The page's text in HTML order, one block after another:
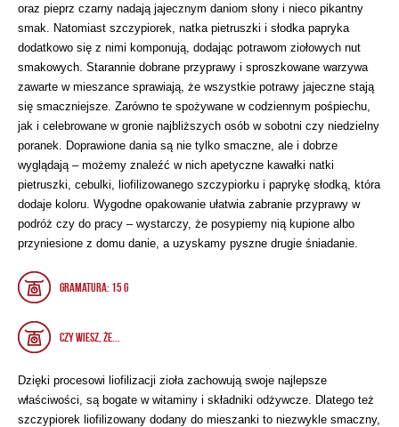
oraz pieprz czarny nadają jajecznym daniom słony i nieco pikantny
smak. Natomiast szczypiorek, natka pietruszki i słodka papryka
dodatkowo się z nimi komponują, dodając potrawom ziołowych nut
smakowych. Starannie dobrane przyprawy i sproszkowane warzywa
zawarte w mieszance sprawiają, że wszystkie potrawy jajeczne stają
się smaczniejsze. Zarówno te spożywane w codziennym pośpiechu,
jak i celebrowane w gronie najbliższych osób w sobotni czy niedzielny
poranek. Doprawione dania są nie tylko smaczne, ale i dobrze
wyglądają – możemy znaleźć w nich apetyczne kawałki natki
pietruszki, cebulki, liofilizowanego szczypiorku i paprykę słodką, która
dodaje koloru. Wygodne opakowanie ułatwia zabranie przyprawy w
podróż czy do pracy – wystarczy, że posypiemy nią kupione albo
przyniesione z domu danie, a uzyskamy pyszne drugie śniadanie.
Gramatura: 15 g
CZY WIESZ, ŻE...
Dzięki procesowi liofilizacji zioła zachowują swoje najlepsze
właściwości, są bogate w witaminy i składniki odżywcze. Dlatego też
szczypiorek liofilizowany dodany do mieszanki to niezwykle smaczny,